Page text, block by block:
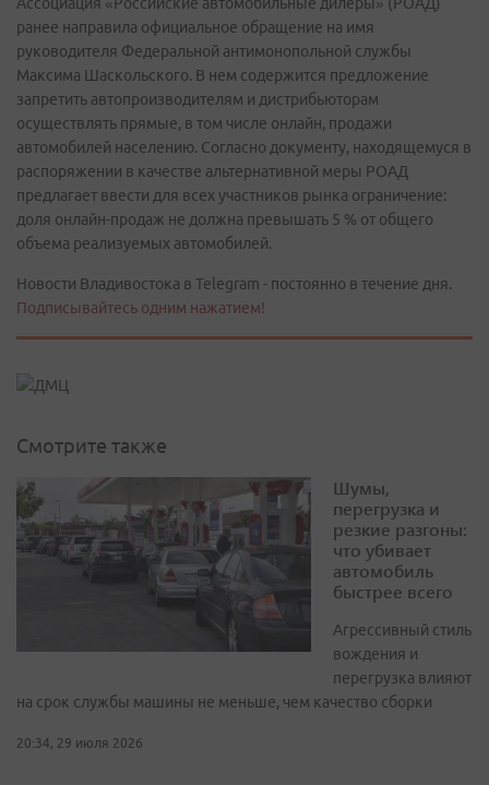
ранее направила официальное обращение на имя
руководителя Федеральной антимонопольной службы
Максима Шаскольского. В нем содержится предложение
запретить автопроизводителям и дистрибьюторам
осуществлять прямые, в том числе онлайн, продажи
автомобилей населению. Согласно документу, находящемуся в
распоряжении в качестве альтернативной меры РОАД
предлагает ввести для всех участников рынка ограничение:
доля онлайн-продаж не должна превышать 5 % от общего
объема реализуемых автомобилей.
Новости Владивостока в Telegram - постоянно в течение дня.
Подписывайтесь одним нажатием!
Смотрите также
Шумы,
перегрузка и
резкие разгоны:
что убивает
автомобиль
быстрее всего
Агрессивный стиль
вождения и
перегрузка влияют
на срок службы машины не меньше, чем качество сборки
20:34, 29 июля 2026